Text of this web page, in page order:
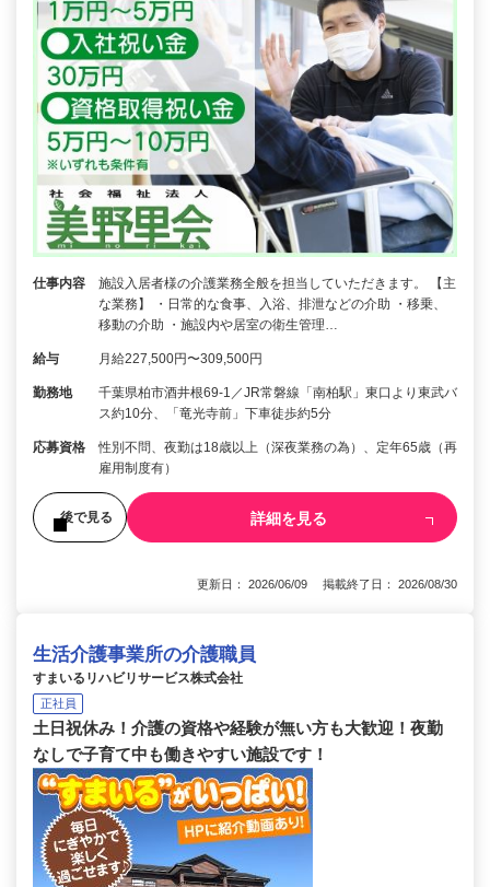
仕事内容
施設入居者様の介護業務全般を担当していただきます。 【主
な業務】 ・日常的な食事、入浴、排泄などの介助 ・移乗、
移動の介助 ・施設内や居室の衛生管理…
給与 月給227,500円〜309,500円
勤務地
千葉県柏市酒井根69-1／JR常磐線「南柏駅」東口より東武バ
ス約10分、「竜光寺前」下車徒歩約5分
応募資格
性別不問、夜勤は18歳以上（深夜業務の為）、定年65歳（再
雇用制度有）
後で見る 詳細を見る
更新日： 2026/06/09 掲載終了日： 2026/08/30
生活介護事業所の介護職員
すまいるリハビリサービス株式会社
正社員
土日祝休み！介護の資格や経験が無い方も大歓迎！夜勤
なしで子育て中も働きやすい施設です！